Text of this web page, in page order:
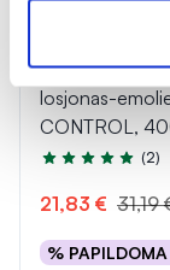
A-DERMA
losjonas-
CONTROL,
Įvertinimas 5.0
(2)
21,83 € 31,19
%